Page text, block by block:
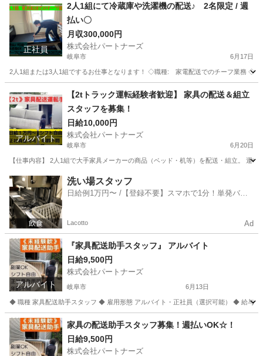
正社員
2人1組にて冷蔵庫や洗濯機の配送♪ 2名限定 / 週
払い〇
月収300,000円
株式会社パートナーズ
岐阜市 6月17日
2人1組または3人1組でするお仕事となります！ ◇職種: 家電配送でのチーフ業務 ◇
ドライバー 岐阜 岐阜市 ドライバー
業務
アルバイト
【2tトラック運転経験者歓迎】 家具の配送＆組立
スタッフを募集！
日給10,000円
株式会社パートナーズ
岐阜市 6月20日
【仕事内容】 2人1組で大手家具メーカーの商品（ベッド・机等）を配送・組立。 運
岐阜 岐阜市 配送 岐阜 各務原市
洗い場スタッフ
日給例1万円〜 /【登録不要】スマホで1分！単発バイ
Lacotto Ad
アルバイト
『家具配送助手スタッフ』 アルバイト
日給9,500円
株式会社パートナーズ
岐阜市 6月13日
◆ 職種 家具配送助手スタッフ ◆ 雇用形態 アルバイト・正社員（選択可能） ◆ 給与
岐阜 岐阜市 配送 岐阜 岐阜市 配送 スタッフ
家具の配送助手スタッフ募集！週払いOK☆！
日給9,500円
株式会社パートナーズ